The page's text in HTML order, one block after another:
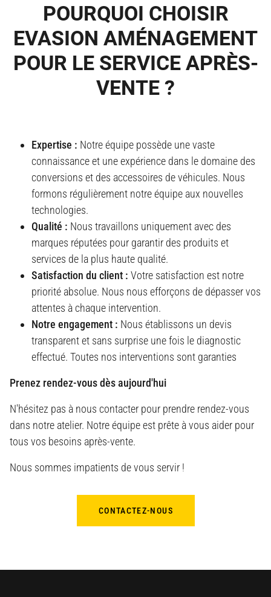
POURQUOI CHOISIR
EVASION AMÉNAGEMENT
POUR LE SERVICE APRÈS-
VENTE ?
Expertise : Notre équipe possède une vaste
connaissance et une expérience dans le domaine des
conversions et des accessoires de véhicules. Nous
formons régulièrement notre équipe aux nouvelles
technologies.
Qualité : Nous travaillons uniquement avec des
marques réputées pour garantir des produits et
services de la plus haute qualité.
Satisfaction du client : Votre satisfaction est notre
priorité absolue. Nous nous efforçons de dépasser vos
attentes à chaque intervention.
Notre engagement : Nous établissons un devis
transparent et sans surprise une fois le diagnostic
effectué. Toutes nos interventions sont garanties
Prenez rendez-vous dès aujourd'hui
N'hésitez pas à nous contacter pour prendre rendez-vous
dans notre atelier. Notre équipe est prête à vous aider pour
tous vos besoins après-vente.
Nous sommes impatients de vous servir !
CONTACTEZ-NOUS